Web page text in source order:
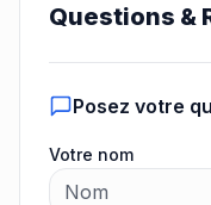
Questions &
Posez votre
Votre nom